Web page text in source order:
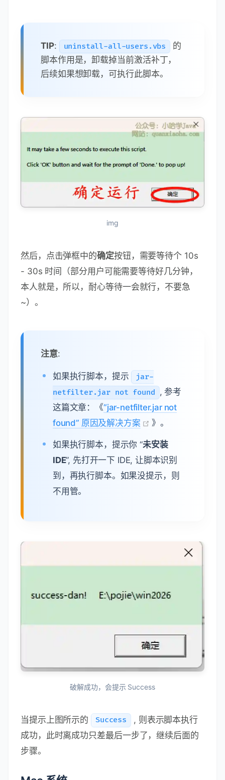
TIP: uninstall-all-users.vbs
的
脚本作用是，卸载掉当前激活补丁，
后续如果想卸载，可执行此脚本。
img
然后，点击弹框中的确定按钮，需要等待个 10s
- 30s 时间（部分用户可能需要等待好几分钟，
本人就是，所以，耐心等待一会就行，不要急
~）。
注意:
如果执行脚本，提示
jar-
netfilter.jar not found , 参考
这篇文章：《“jar-netfilter.jar not
found” 原因及解决方案
》。
如果执行脚本，提示你 “未安装
IDE”, 先打开一下 IDE, 让脚本识别
到，再执行脚本。如果没提示，则
不用管。
破解成功，会提示 Success
当提示上图所示的 Success
, 则表示脚本执行
成功，此时离成功只差最后一步了，继续后面的
步骤。